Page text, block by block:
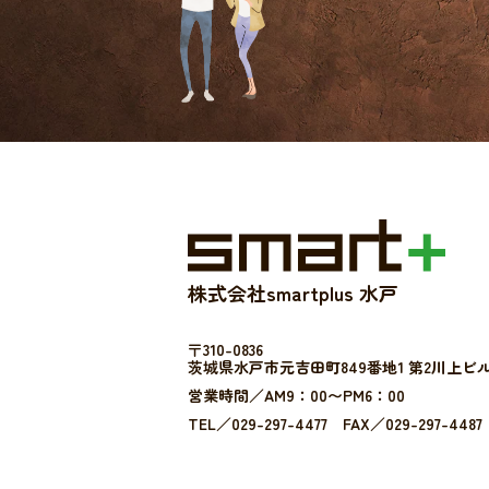
株式会社smartplus 水戸
〒310-0836
茨城県水戸市元吉田町849番地1 第2川上ビ
営業時間／AM9：00〜PM6：00
TEL／029-297-4477 FAX／029-297-4487